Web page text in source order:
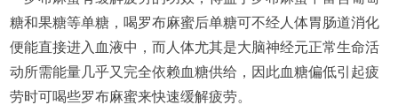
糖和果糖等单糖，喝罗布麻蜜后单糖可不经人体胃肠道消化
便能直接进入血液中，而人体尤其是大脑神经元正常生命活
动所需能量几乎又完全依赖血糖供给，因此血糖偏低引起疲
劳时可喝些罗布麻蜜来快速缓解疲劳。